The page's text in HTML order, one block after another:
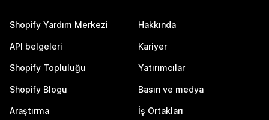
Shopify Yardım Merkezi
API belgeleri
Shopify Topluluğu
Shopify Blogu
Araştırma
Hakkında
Kariyer
Yatırımcılar
Basın ve medya
İş Ortakları